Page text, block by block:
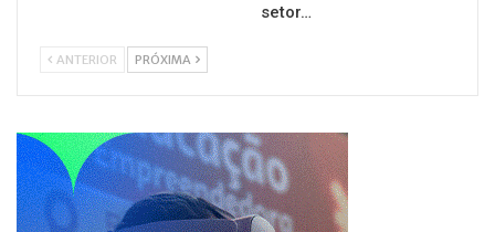
setor…
ANTERIOR PRÓXIMA